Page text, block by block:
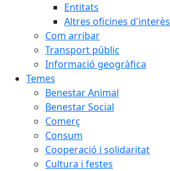
Entitats
Altres oficines d'interès
Com arribar
Transport públic
Informació geogràfica
Temes
Benestar Animal
Benestar Social
Comerç
Consum
Cooperació i solidaritat
Cultura i festes